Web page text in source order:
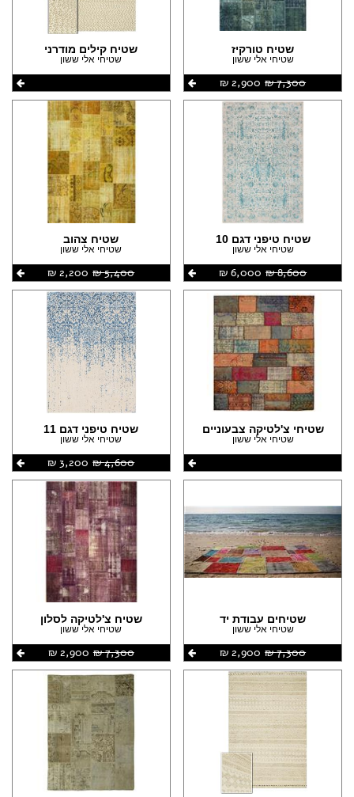
שטיח טורקיז
שטיחי אלי ששון
7,300 ‏₪
2,900 ‏₪
שטיח קילים מודרני
שטיחי אלי ששון
שטיח טיפני דגם 10
שטיחי אלי ששון
8,600 ‏₪
6,000 ‏₪
שטיח צהוב
שטיחי אלי ששון
5,400 ‏₪
2,200 ‏₪
שטיחי צ'לטיקה צבעוניים
שטיחי אלי ששון
שטיח טיפני דגם 11
שטיחי אלי ששון
4,600 ‏₪
3,200 ‏₪
שטיחים עבודת יד
שטיחי אלי ששון
7,300 ‏₪
2,900 ‏₪
שטיח צ'לטיקה לסלון
שטיחי אלי ששון
7,300 ‏₪
2,900 ‏₪